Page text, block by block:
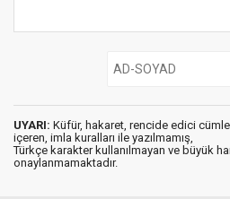
UYARI: Küfür, hakaret, rencide edici
içeren, imla kuralları ile yazılmamış,
Türkçe karakter kullanılmayan ve büyük
onaylanmamaktadır.